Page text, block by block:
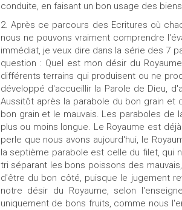
conduite, en faisant un bon usage des
2. Après ce parcours des Ecritures où
nous ne pouvons vraiment comprendre
immédiat, je veux dire dans la série des 7
question : Quel est mon désir du
différents terrains qui produisent ou ne
développé d'accueillir la Parole de Dieu,
Aussitôt après la parabole du bon grain et
bon grain et le mauvais. Les paraboles de
plus ou moins longue. Le Royaume est
perle que nous avons aujourd'hui, le
la septième parabole est celle du filet, qui
tri séparant les bons poissons des
d'être du bon côté, puisque le jugement
notre désir du Royaume, selon
uniquement de bons fruits, comme nous